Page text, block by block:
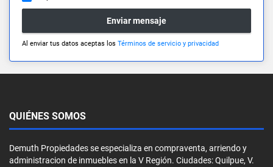
Enviar mensaje
Al enviar tus datos aceptas los Términos de servicio y privacidad
QUIÉNES SOMOS
Demuth Propiedades se especializa en compraventa, arriendo y
administracion de inmuebles en la V Región. Ciudades: Quilpue, V.